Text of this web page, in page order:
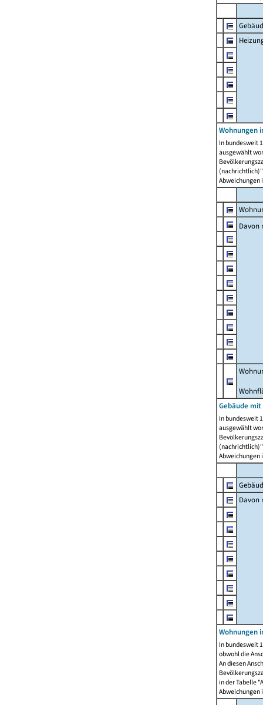
Wohnungen
In bundesweit
ausgewählt
Abweichungen
Davon
Gebäude
In bundesweit
ausgewählt
Abweichungen
Davon
Wohnungen
In bundesweit
obwohl die
An diesen
in der Tabelle
Abweichungen